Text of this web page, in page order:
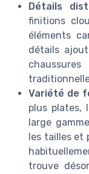
Détails
finitions
éléments
détails
Variété de
plus plates,
large
les tailles et
trouve